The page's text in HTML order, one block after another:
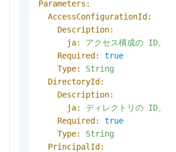
Parameters:
AccessConfigurationId:
Description:
ja:
アクセス構成の ID。
Required:
true
Type:
String
DirectoryId:
Description:
ja:
ディレクトリの ID。
Required:
true
Type:
String
PrincipalId: